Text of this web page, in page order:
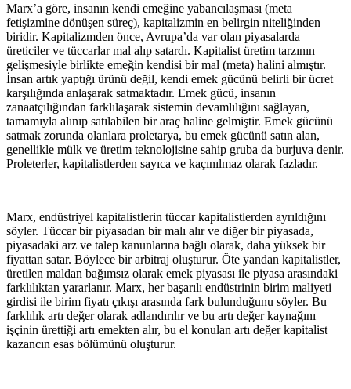
Marx’a göre, insanın kendi emeğine yabancılaşması (meta
fetişizmine dönüşen süreç), kapitalizmin en belirgin niteliğinden
biridir. Kapitalizmden önce, Avrupa’da var olan piyasalarda
üreticiler ve tüccarlar mal alıp satardı. Kapitalist üretim tarzının
gelişmesiyle birlikte emeğin kendisi bir mal (meta) halini almıştır.
İnsan artık yaptığı ürünü değil, kendi emek gücünü belirli bir ücret
karşılığında anlaşarak satmaktadır. Emek gücü, insanın
zanaatçılığından farklılaşarak sistemin devamlılığını sağlayan,
tamamıyla alınıp satılabilen bir araç haline gelmiştir. Emek gücünü
satmak zorunda olanlara proletarya, bu emek gücünü satın alan,
genellikle mülk ve üretim teknolojisine sahip gruba da burjuva denir.
Proleterler, kapitalistlerden sayıca ve kaçınılmaz olarak fazladır.
Marx, endüstriyel kapitalistlerin tüccar kapitalistlerden ayrıldığını
söyler. Tüccar bir piyasadan bir malı alır ve diğer bir piyasada,
piyasadaki arz ve talep kanunlarına bağlı olarak, daha yüksek bir
fiyattan satar. Böylece bir arbitraj oluşturur. Öte yandan kapitalistler,
üretilen maldan bağımsız olarak emek piyasası ile piyasa arasındaki
farklılıktan yararlanır. Marx, her başarılı endüstrinin birim maliyeti
girdisi ile birim fiyatı çıkışı arasında fark bulunduğunu söyler. Bu
farklılık artı değer olarak adlandırılır ve bu artı değer kaynağını
işçinin ürettiği artı emekten alır, bu el konulan artı değer kapitalist
kazancın esas bölümünü oluşturur.